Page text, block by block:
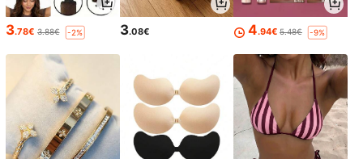
3.78€ 3.88€ -2% 3.08€ 4.94€ 5.48€ -9%